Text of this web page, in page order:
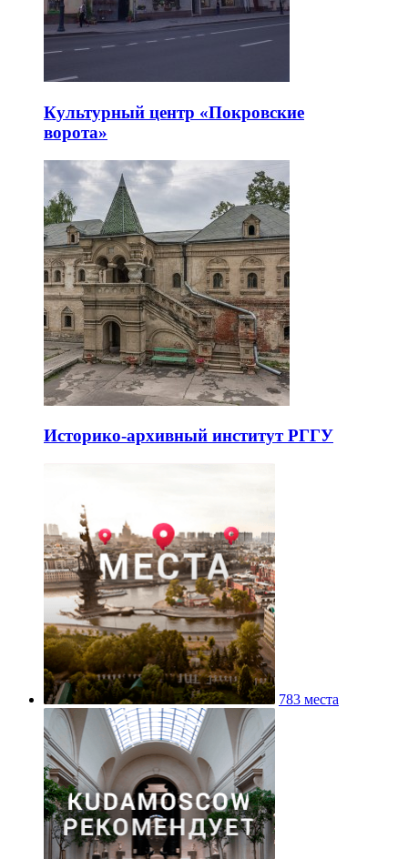
Культурный центр «Покровские
ворота»
Историко-архивный институт РГГУ
783 места